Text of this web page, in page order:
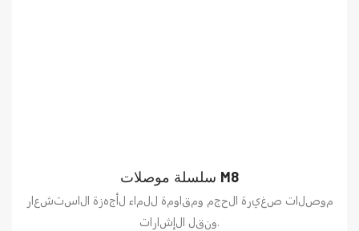
سلسلة موصلات M8
موصلات صغيرة الحجم ومقاومة للماء لأجهزة الاستشعار
ونقل الإشارات.